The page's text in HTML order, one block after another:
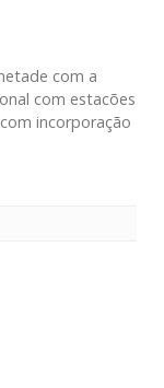
com a
com estacões
incorporação